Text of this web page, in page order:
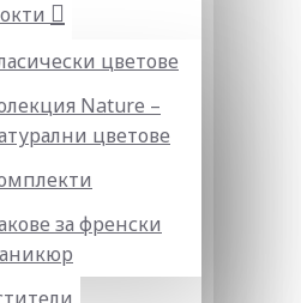
цветове
Nature –
цветове
за френски